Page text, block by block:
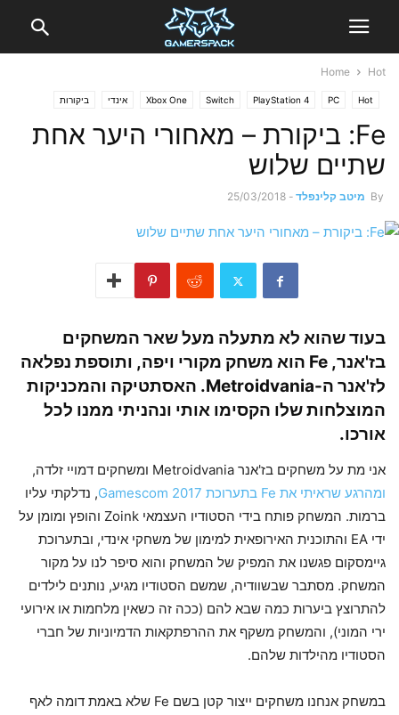
Home Hot
Hot
PC
PlayStation 4
Switch
Xbox One אינדי ביקורות
חדשותFe: ביקורת – מאחורי היער אחת
שתיים שלוש
By מיטב קלינפלד -
25/03/2018
בעוד שהוא לא מתעלה מעל שאר המשחקים
בז'אנר, Fe הוא משחק מקורי ויפה, ותוספת נפלאה
לז'אנר ה-Metroidvania. האסתטיקה והמכניקות
המוצלחות שלו הקסימו אותי ונהניתי ממנו לכל
אורכו.
אני מת על משחקים בז'אנר Metroidvania ומשחקים דמויי זלדה,
ומהרגע שראיתי את Fe בתערוכת Gamescom 2017
, נדלקתי עליו
ברמות. המשחק פותח בידי הסטודיו העצמאי Zoink והופץ ומומן על
ידי EA והתוכנית האירופאית למימון של משחקי אינדי, ובתערוכת
גיימסקום פגשנו את המפיק של המשחק והוא סיפר לנו על מקור
המשחק. מסתבר שבשוודיה, שמשם הסטודיו מגיע, נותנים לילדים
להתרוצץ ביערות כמה שבא להם (ככה זה כשאין מלחמות או אירועי
ירי המוני), והמשחק משקף את ההרפתקאות הדמיוניות של חברי
הסטודיו מהילדות שלהם.
במשחק אנחנו משחקים ייצור קטן בשם Fe שלא באמת דומה לאף